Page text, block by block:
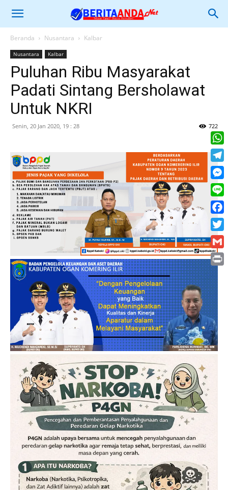
Beranda Nusantara Kalbar
Nusantara Kalbar
Puluhan Ribu Masyarakat
Padati Sintang Bersholawat
Untuk NKRI
Senin, 20 Jan 2020, 19 : 28 722
Line
Print